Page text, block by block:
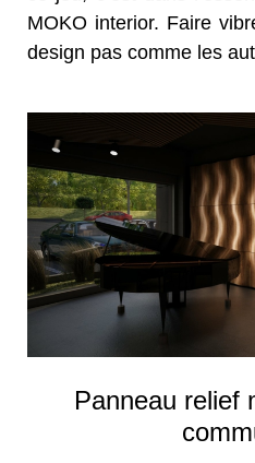
MOKO interior. Faire
design pas comme les
Panneau relief